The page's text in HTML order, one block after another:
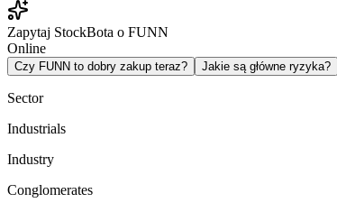
Zapytaj StockBota o FUNN
Online
Czy FUNN to dobry zakup teraz? Jakie są główne ryzyka?
Sector
Industrials
Industry
Conglomerates